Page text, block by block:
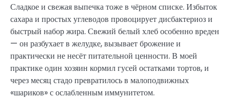
Сладкое и свежая выпечка тоже в чёрном списке. Избыток
сахара и простых углеводов провоцирует дисбактериоз и
быстрый набор жира. Свежий белый хлеб особенно вреден
— он разбухает в желудке, вызывает брожение и
практически не несёт питательной ценности. В моей
практике один хозяин кормил гусей остатками тортов, и
через месяц стадо превратилось в малоподвижных
«шариков» с ослабленным иммунитетом.